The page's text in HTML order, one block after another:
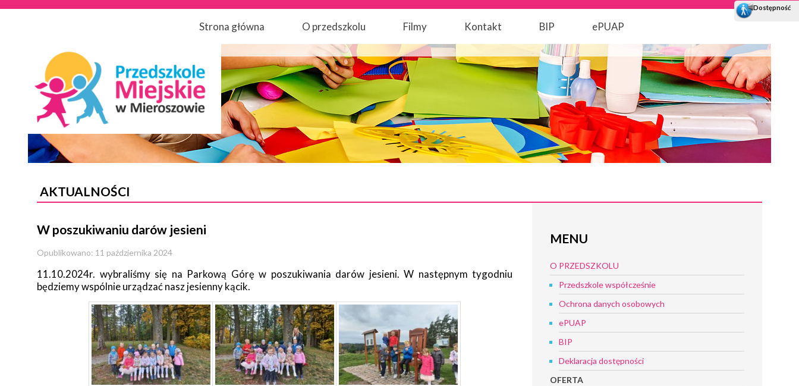
Strona główna O przedszkolu Filmy Kontakt BIP ePUAP
AKTUALNOŚCI
MENU
O PRZEDSZKOLU
Przedszkole współcześnie
Ochrona danych osobowych
ePUAP
BIP
Deklaracja dostępności
OFERTA
W poszukiwaniu darów jesieni
Opublikowano: 11 października 2024
11.10.2024r. wybraliśmy się na Parkową Górę w poszukiwania darów jesieni. W następnym tygodniu
będziemy wspólnie urządzać nasz jesienny kącik.